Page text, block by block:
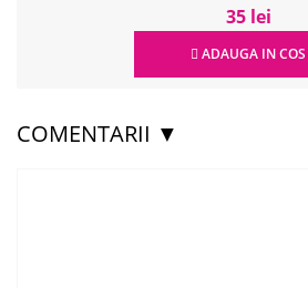
35 lei
ADAUGA IN COS
COMENTARII ▼